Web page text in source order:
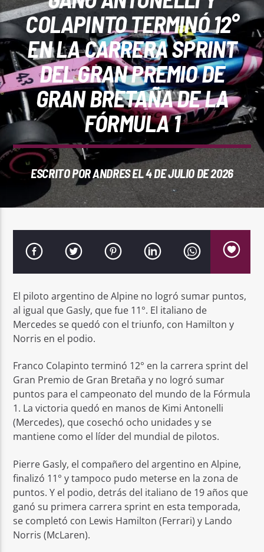
REPRODUCTOR WEB
0:00
PlayFM 95.9
COLAPINTO TERMINÓ 12°
EN LA CARRERA SPRINT
DEL GRAN PREMIO DE
GRAN BRETAÑA DE LA
FÓRMULA 1
ESCRITO PORANDRESEL 4 DE JULIO DE 2026
El piloto argentino de Alpine no logró sumar puntos,
al igual que Gasly, que fue 11°. El italiano de
Mercedes se quedó con el triunfo, con Hamilton y
Norris en el podio.
Franco Colapinto terminó 12° en la carrera sprint del
Gran Premio de Gran Bretaña y no logró sumar
puntos para el campeonato del mundo de la Fórmula
1. La victoria quedó en manos de Kimi Antonelli
(Mercedes), que cosechó ocho unidades y se
mantiene como el líder del mundial de pilotos.
Pierre Gasly, el compañero del argentino en Alpine,
finalizó 11° y tampoco pudo meterse en la zona de
puntos. Y el podio, detrás del italiano de 19 años que
ganó su primera carrera sprint en esta temporada,
se completó con Lewis Hamilton (Ferrari) y Lando
Norris (McLaren).